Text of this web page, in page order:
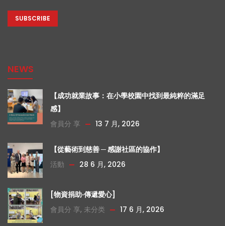
NEWS
【成功就業故事：在小學校園中找到最純粹的滿足
感】
會員分 享
13 7 月, 2026
【從藝術到慈善 ─ 感謝社區的協作】
活動
28 6 月, 2026
[物資捐助‧傳遞愛心]
會員分 享, 未分类 17 6 月, 2026